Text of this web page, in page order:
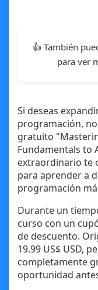
👍 También
para ver
Si deseas
programación,
gratuito
Fundamentals to
extraordinario te
para aprender a
programación
Durante un
curso con un
de descuento.
19.99 US$ USD,
completamente
oportunidad